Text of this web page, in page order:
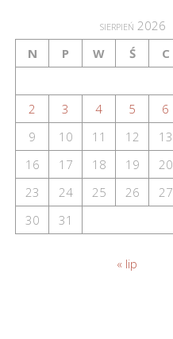
sierpień 2026
N
P W Ś C
2
3 4 5 6
9
10 11 12 13
16
17 18 19 20
23
24 25 26 27
30
31
« lip